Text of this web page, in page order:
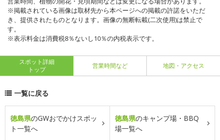
※掲載されている画像は取材先から本ページへの掲載の許諾をいただ
き、提供されたものとなります。画像の無断転載(二次使用)は禁止で
す。
※表示料金は消費税8％ないし10％の内税表示です。
スポット詳細
トップ
営業時間など 地図・アクセス
一覧に戻る
徳島県のGWおでかけスポッ
ト一覧へ
徳島県のキャンプ場・BBQ
場一覧へ